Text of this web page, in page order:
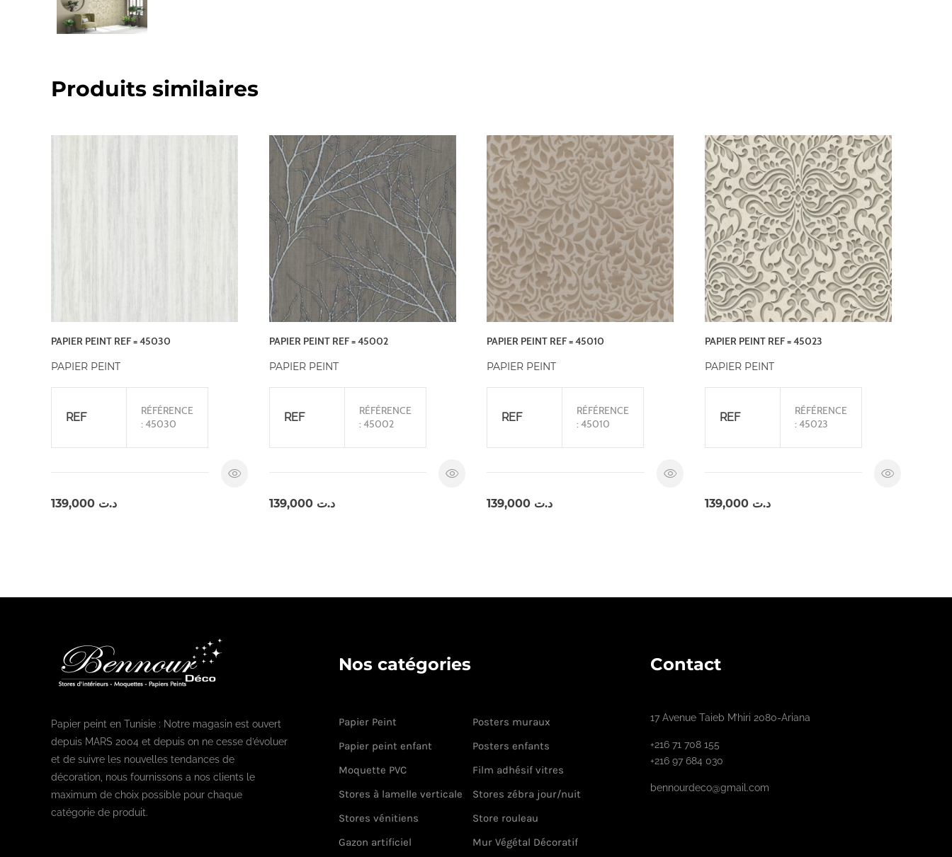
Produits similaires
PAPIER PEINT REF = 45030
PAPIER PEINT
REF
RÉFÉRENCE
: 45030
د.ت
PAPIER PEINT REF = 45002
PAPIER PEINT
REF
RÉFÉRENCE
: 45002
د.ت 139,000
PAPIER PEINT REF = 45010
PAPIER PEINT
REF
RÉFÉRENCE
: 45010
د.ت
PAPIER PEINT REF = 45023
PAPIER PEINT
REF
RÉFÉRENCE
: 45023
د.ت 139,000
Papier peint en Tunisie : Notre magasin est ouvert
depuis MARS 2004 et depuis on ne cesse d’évoluer
et de suivre les nouvelles tendances de
décoration, nous fournissons a nos clients le
maximum de choix possible pour chaque
catégorie de produit.
Nos catégories
Papier Peint
Posters muraux
Papier peint enfant
Posters enfants
Moquette PVC
Film adhésif vitres
Stores à lamelle verticale
Stores zébra jour/nuit
Stores vénitiens
Store rouleau
Gazon artificiel
Mur Végétal Décoratif
Contact
17 Avenue Taieb M’hiri 2080-Ariana
+216 71 708 155
+216 97 684 030
bennourdeco@gmail.com